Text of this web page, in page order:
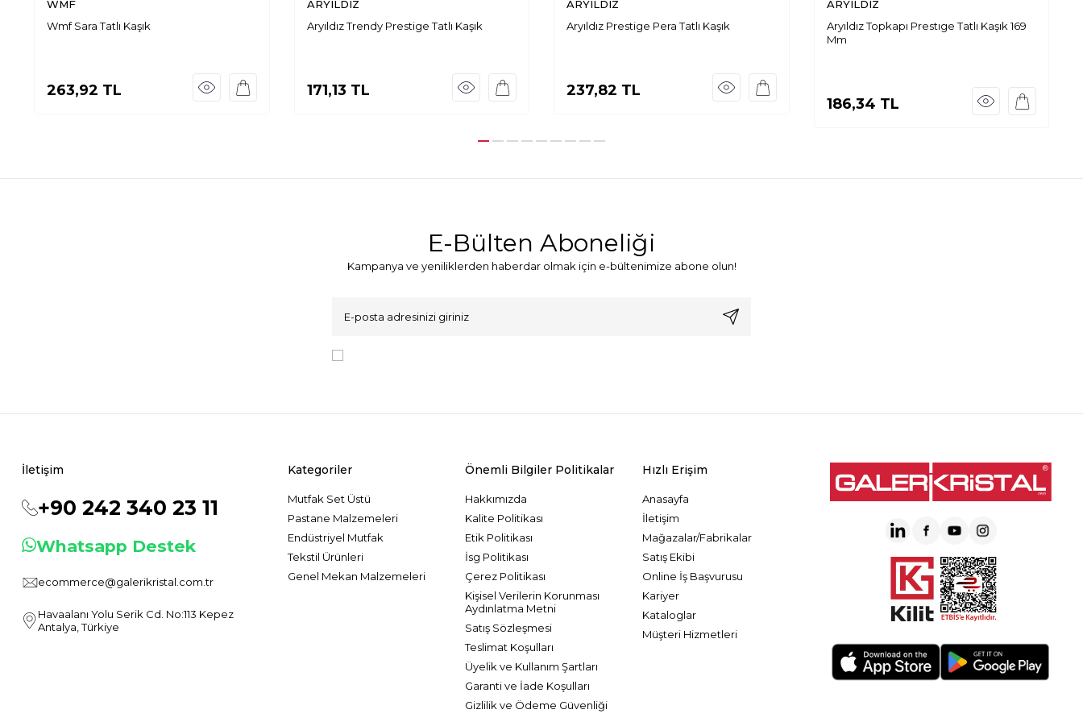
WMF
Wmf Sara Tatlı Kaşık
263,92 TL
ARYILDIZ
Aryıldız Trendy Prestige Tatlı Kaşık
171,13 TL
ARYILDIZ
Aryıldız Prestige Pera Tatlı Kaşık
237,82 TL
ARYILDIZ
Aryıldız Topkapı Prestıge Tatlı Kaşık 169
Mm
186,34 TL
E-Bülten Aboneliği
Kampanya ve yeniliklerden haberdar olmak için e-bültenimize abone olun!
İletişim
+90 242 340 23 11
Whatsapp Destek
ecommerce@galerikristal.com.tr
Havaalanı Yolu Serik Cd. No:113 Kepez
Antalya, Türkiye
Kategoriler
Mutfak Set Üstü
Pastane Malzemeleri
Endüstriyel Mutfak
Tekstil Ürünleri
Genel Mekan Malzemeleri
Önemli Bilgiler Politikalar
Hakkımızda
Kalite Politikası
Etik Politikası
İsg Politikası
Çerez Politikası
Kişisel Verilerin Korunması
Aydınlatma Metni
Satış Sözleşmesi
Teslimat Koşulları
Üyelik ve Kullanım Şartları
Garanti ve İade Koşulları
Gizlilik ve Ödeme Güvenliği
Hızlı Erişim
Anasayfa
İletişim
Mağazalar/Fabrikalar
Satış Ekibi
Online İş Başvurusu
Kariyer
Kataloglar
Müşteri Hizmetleri